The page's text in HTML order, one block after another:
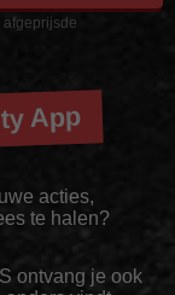
App
acties,
te halen?
ontvang je ook